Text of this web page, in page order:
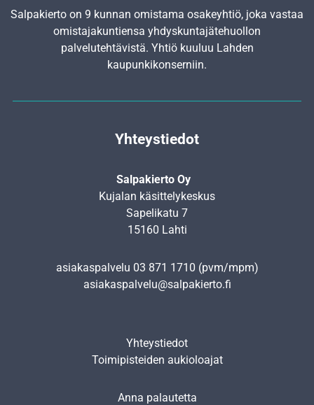
Salpakierto on 9 kunnan omistama osakeyhtiö, joka vastaa
omistajakuntiensa yhdyskunta­jätehuollon
palvelutehtävistä. Yhtiö kuuluu Lahden
kaupunkikonserniin.
Yhteystiedot
Salpakierto Oy
Kujalan käsittelykeskus
Sapelikatu 7
15160 Lahti
asiakaspalvelu 03 871 1710 (pvm/mpm)
asiakaspalvelu@salpakierto.fi
Yhteystiedot
Toimipisteiden aukioloajat
Anna palautetta